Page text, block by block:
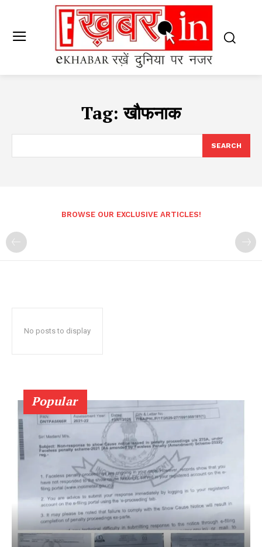
Tag:खौफनाक
SEARCH
BROWSE OUR EXCLUSIVE ARTICLES!
No posts to display
Popular